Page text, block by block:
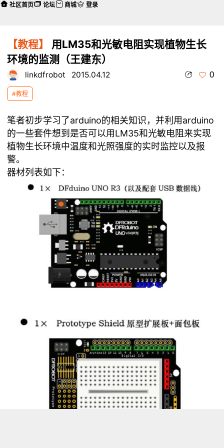
【教程】
用LM35和光敏电阻实现植物生长
环境的监测（王建东）
linkdfrobot 2015.04.12 0
#教程
笔者初步学习了arduino的相关知识，并利用arduino
的一些套件想到是否可以用LM35和光敏电阻来实现
植物生长环境中温度和光照强度的实时监控以及报
警。
器材列表如下：
社区首页 论坛 商城 登录